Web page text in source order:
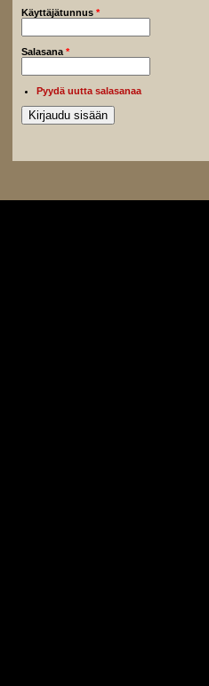
Käyttäjätunnus *
Salasana *
Pyydä uutta salasanaa